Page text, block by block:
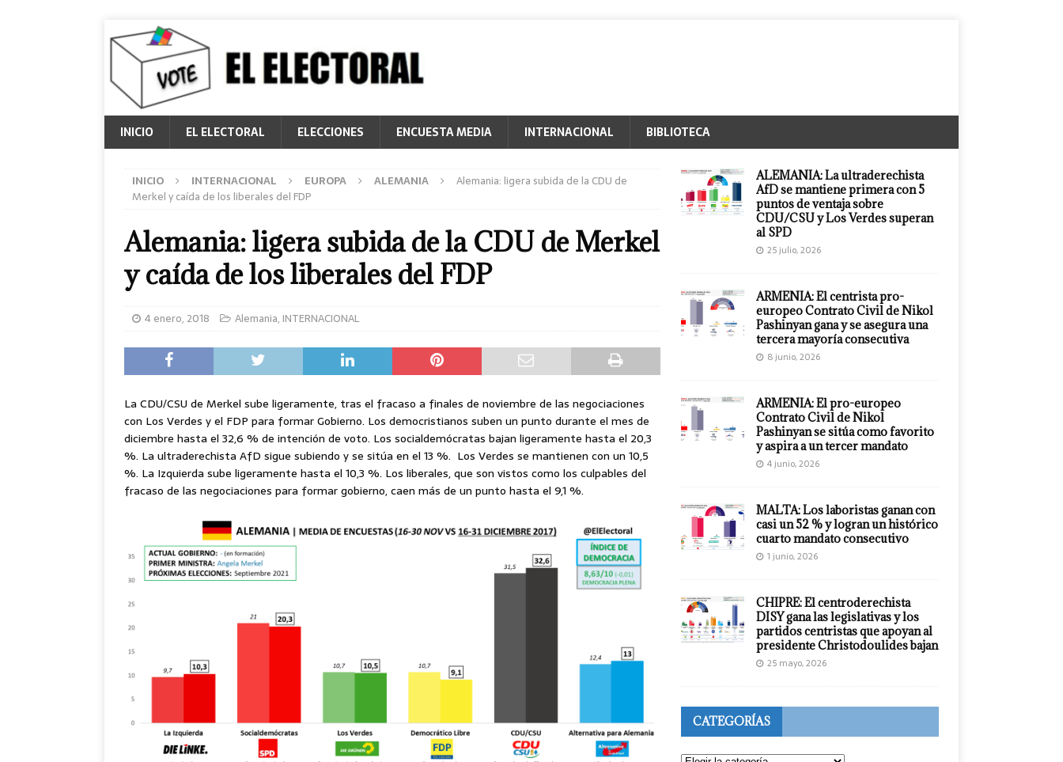
INICIO EL ELECTORAL ELECCIONES ENCUESTA MEDIA INTERNACIONAL BIBLIOTECA
INICIO INTERNACIONAL EUROPA ALEMANIA
Alemania: ligera subida de la CDU de
Merkel y caída de los liberales del FDP
Alemania: ligera subida de la CDU de Merkel
y caída de los liberales del FDP
4 enero, 2018 Alemania, INTERNACIONAL
La CDU/CSU de Merkel sube ligeramente, tras el fracaso a finales de noviembre de las negociaciones
con Los Verdes y el FDP para formar Gobierno. Los democristianos suben un punto durante el mes de
diciembre hasta el 32,6 % de intención de voto. Los socialdemócratas bajan ligeramente hasta el 20,3
%. La ultraderechista AfD sigue subiendo y se sitúa en el 13 %. Los Verdes se mantienen con un 10,5
%. La Izquierda sube ligeramente hasta el 10,3 %. Los liberales, que son vistos como los culpables del
fracaso de las negociaciones para formar gobierno, caen más de un punto hasta el 9,1 %.
ALEMANIA: La ultraderechista
AfD se mantiene primera con 5
puntos de ventaja sobre
CDU/CSU y Los Verdes superan
al SPD
25 julio, 2026
ARMENIA: El centrista pro-
europeo Contrato Civil de Nikol
Pashinyan gana y se asegura una
tercera mayoría consecutiva
8 junio, 2026
ARMENIA: El pro-europeo
Contrato Civil de Nikol
Pashinyan se sitúa como favorito
y aspira a un tercer mandato
4 junio, 2026
MALTA: Los laboristas ganan con
casi un 52 % y logran un histórico
cuarto mandato consecutivo
1 junio, 2026
CHIPRE: El centroderechista
DISY gana las legislativas y los
partidos centristas que apoyan al
presidente Christodoulides bajan
25 mayo, 2026
CATEGORÍAS